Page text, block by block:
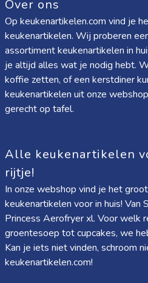
Over ons
Op keukenartikelen.com vind je
keukenartikelen. Wij proberen
assortiment keukenartikelen in
je altijd alles wat je nodig hebt.
koffie zetten, of een kerstdiner
keukenartikelen uit onze
gerecht op tafel.
Alle keukenartikelen
rijtje!
In onze webshop vind je het
keukenartikelen voor in huis! Van
Princess Aerofryer xl. Voor welk
groentesoep tot cupcakes, we
Kan je iets niet vinden, schroom
keukenartikelen.com!